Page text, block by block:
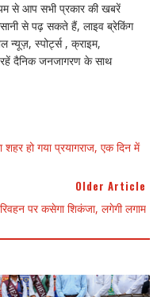
से आप सभी प्रकार की खबरें
से पढ़ सकते हैं, लाइव ब्रेकिंग
स्पोर्ट्स , क्राइम,
रहें दैनिक जनजागरण के साथ
हो गया प्रयागराज, एक दिन में
Older Article
पर कसेगा शिकंजा, लगेगी लगाम